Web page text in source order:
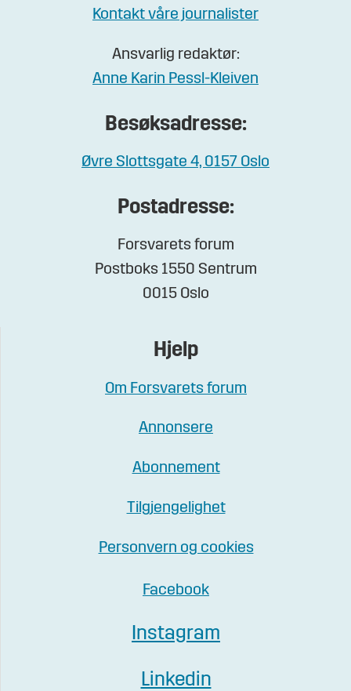
Kontakt våre journalister
Ansvarlig redaktør:
Anne Karin Pessl-Kleiven
Besøksadresse:
Øvre Slottsgate 4, 0157 Oslo
Postadresse:
Forsvarets forum
Postboks 1550 Sentrum
0015 Oslo
Hjelp
Om Forsvarets forum
Annonsere
Abonnement
Tilgjengelighet
Personvern og cookies
Facebook
Instagram
Linkedin